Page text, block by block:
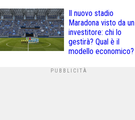
Il nuovo stadio
Maradona visto da un
investitore: chi lo
gestirà? Qual è il
modello economico?